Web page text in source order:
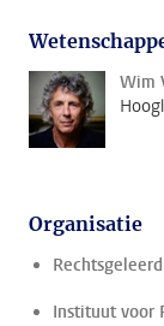
Wim
Organisatie
Instituut voor